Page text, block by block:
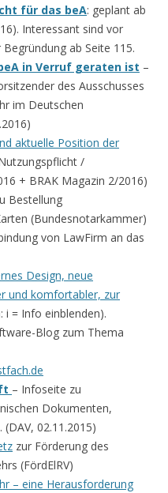
für das beA: geplant ab
Interessant sind vor
ab Seite 115.
in Verruf geraten ist –
des Ausschusses
im Deutschen
aktuelle Position der
/
+ BRAK Magazin 2/2016)
Bestellung
(Bundesnotarkammer)
von LawFirm an das
Design, neue
und komfortabler, zur
i = Info einblenden).
Blog zum Thema
– Infoseite zu
Dokumenten,
02.11.2015)
zur Förderung des
(FördElRV)
– eine Herausforderung